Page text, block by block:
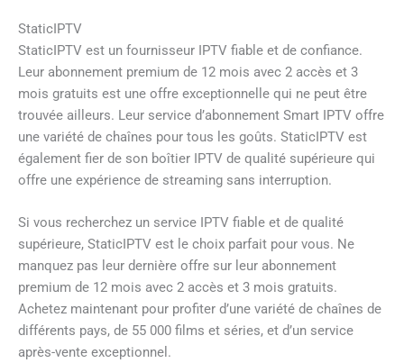
StaticIPTV
StaticIPTV est un fournisseur IPTV fiable et de confiance.
Leur abonnement premium de 12 mois avec 2 accès et 3
mois gratuits est une offre exceptionnelle qui ne peut être
trouvée ailleurs. Leur service d’abonnement Smart IPTV offre
une variété de chaînes pour tous les goûts. StaticIPTV est
également fier de son boîtier IPTV de qualité supérieure qui
offre une expérience de streaming sans interruption.
Si vous recherchez un service IPTV fiable et de qualité
supérieure, StaticIPTV est le choix parfait pour vous. Ne
manquez pas leur dernière offre sur leur abonnement
premium de 12 mois avec 2 accès et 3 mois gratuits.
Achetez maintenant pour profiter d’une variété de chaînes de
différents pays, de 55 000 films et séries, et d’un service
après-vente exceptionnel.